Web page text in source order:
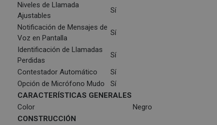
Niveles de Llamada
Ajustables
Sí
Notificación de Mensajes de
Voz en Pantalla
Sí
Identificación de Llamadas
Perdidas
Sí
Contestador Automático
Sí
Opción de Micrófono Mudo
Sí
CARACTERÍSTICAS GENERALES
Color
Negro
CONSTRUCCIÓN